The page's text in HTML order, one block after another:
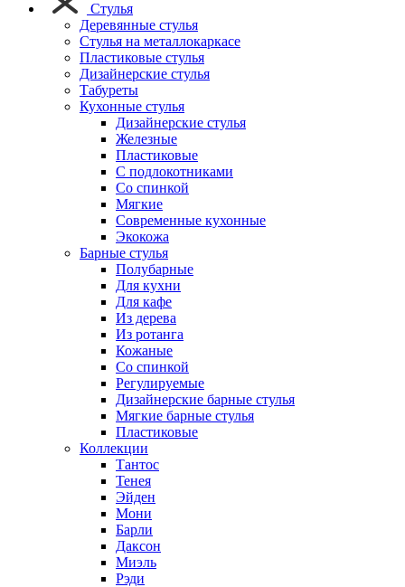
Стулья
Деревянные стулья
Стулья на металлокаркасе
Пластиковые стулья
Дизайнерские стулья
Табуреты
Кухонные стулья
Дизайнерские стулья
Железные
Пластиковые
С подлокотниками
Со спинкой
Мягкие
Современные кухонные
Экокожа
Барные стулья
Полубарные
Для кухни
Для кафе
Из дерева
Из ротанга
Кожаные
Со спинкой
Регулируемые
Дизайнерские барные стулья
Мягкие барные стулья
Пластиковые
Коллекции
Тантос
Тенея
Эйден
Мони
Барли
Даксон
Миэль
Рэди